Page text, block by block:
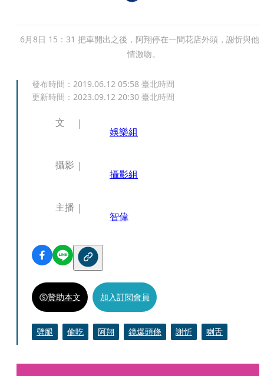
6月8日 15：31 把車開出之後，阿翔停在一間花店外頭，謝忻與他
情激吻。
發布時間： 2019.06.12 05:58 臺北時間
更新時間： 2023.09.12 20:30 臺北時間
文
娛樂組
攝影
攝影組
主播
智偉
贊助本文 加入訂閱會員
劈腿 偷吃 阿翔 鏡爆頭條 謝忻 喇舌